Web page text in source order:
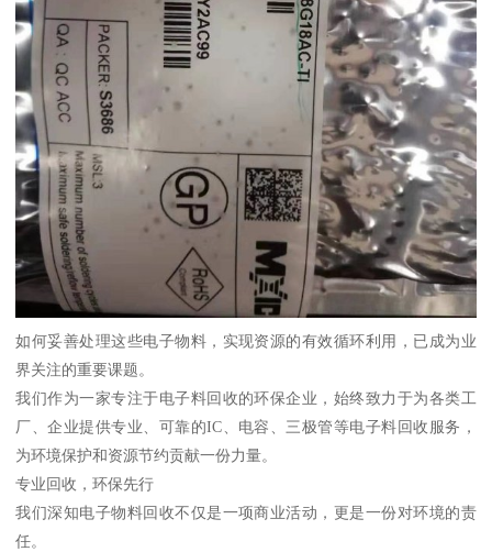
如何妥善处理这些电子物料，实现资源的有效循环利用，已成为业
界关注的重要课题。
我们作为一家专注于电子料回收的环保企业，始终致力于为各类工
厂、企业提供专业、可靠的IC、电容、三极管等电子料回收服务，
为环境保护和资源节约贡献一份力量。
专业回收，环保先行
我们深知电子物料回收不仅是一项商业活动，更是一份对环境的责
任。